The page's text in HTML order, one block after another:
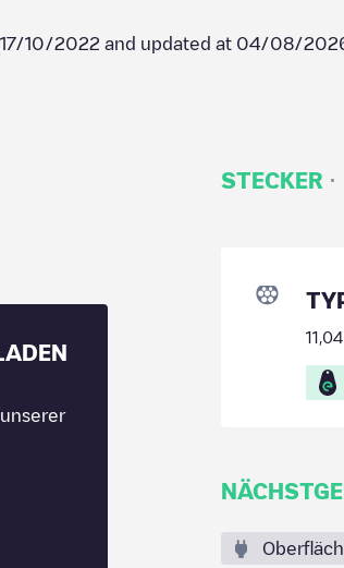
17/10/2022 and updated at 04/08/
STECKER ·
11,04